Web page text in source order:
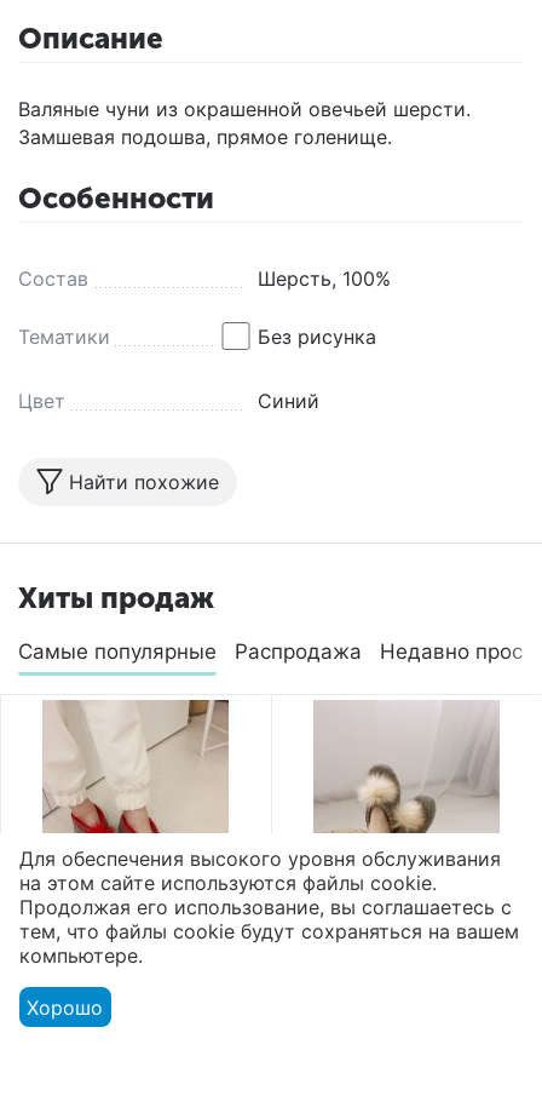
Описание
Валяные чуни из окрашенной овечьей шерсти.
Замшевая подошва, прямое голенище.
Особенности
Состав Шерсть, 100%
Тематики Без рисунка
Цвет Синий
Найти похожие
Хиты продаж
Самые популярные Распродажа Недавно
Валяные тапочки
высокие микропора
"Помпон"
Для обеспечения высокого уровня обслуживания
на этом сайте используются файлы cookie.
Продолжая его использование, вы соглашаетесь с
тем, что файлы cookie будут сохраняться на вашем
компьютере.
Хорошо